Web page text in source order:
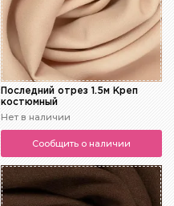
Последний отрез 1.5м Креп
костюмный
Нет в наличии
Сообщить о наличии